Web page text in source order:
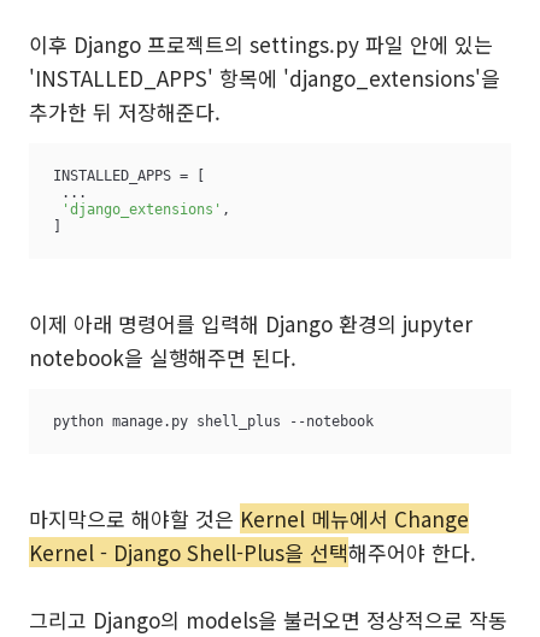
이후 Django 프로젝트의 settings.py 파일 안에 있는
'INSTALLED_APPS' 항목에 'django_extensions'을
추가한 뒤 저장해준다.
INSTALLED_APPS = [
...
'django_extensions' ,
이제 아래 명령어를 입력해 Django 환경의 jupyter
notebook을 실행해주면 된다.
python manage.py shell_plus --notebook
마지막으로 해야할 것은 Kernel 메뉴에서 Change
Kernel - Django Shell-Plus을 선택해주어야 한다.
그리고 Django의 models을 불러오면 정상적으로 작동